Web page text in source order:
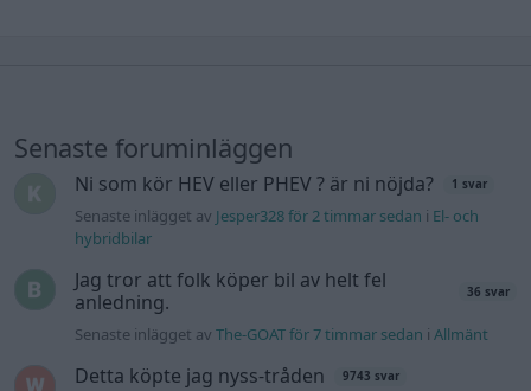
Senaste foruminläggen
Ni som kör HEV eller PHEV ? är ni nöjda? 1 svar
Senaste inlägget av Jesper328 för 2 timmar sedan i El- och
hybridbilar
Jag tror att folk köper bil av helt fel
anledning.
36 svar
Senaste inlägget avThe-GOAT för 7 timmar sedan iAllmänt
Detta köpte jag nyss-tråden 9743 svar